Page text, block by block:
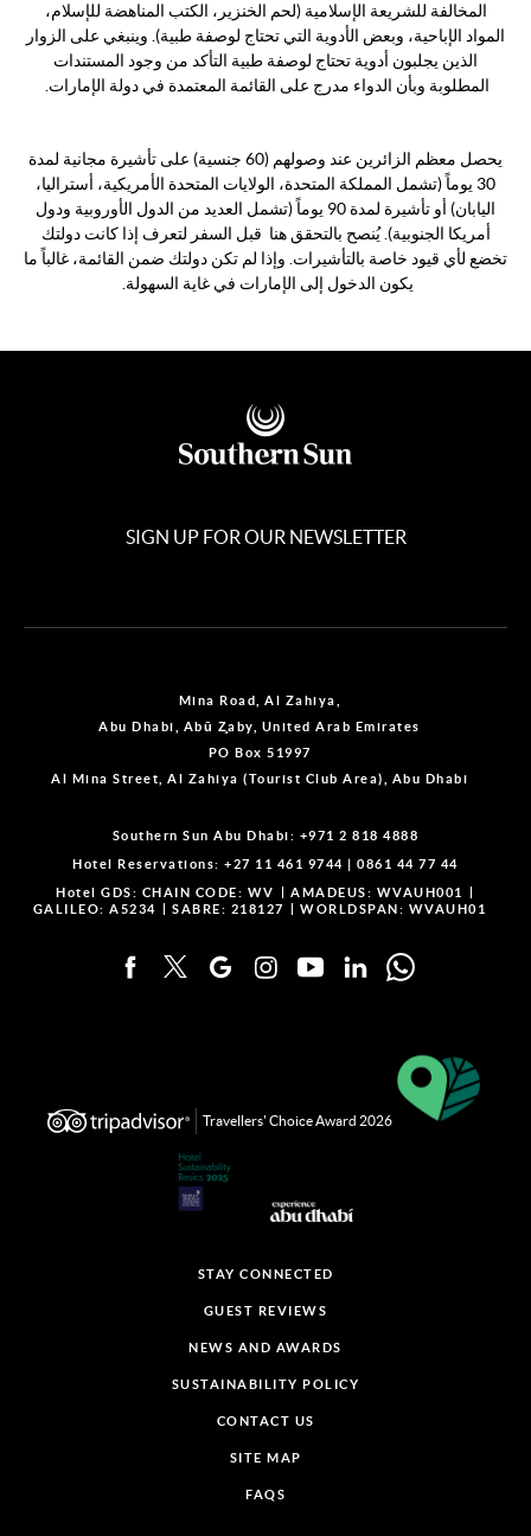
المخالفة للشريعة الإسلامية (لحم الخنزير، الكتب المناهضة للإسلام،
المواد الإباحية، وبعض الأدوية التي تحتاج لوصفة طبية). وينبغي على الزوار
الذين يجلبون أدوية تحتاج لوصفة طبية التأكد من وجود المستندات
المطلوبة وبأن الدواء مدرج على القائمة المعتمدة في دولة الإمارات.
يحصل معظم الزائرين عند وصولهم (60 جنسية) على تأشيرة مجانية لمدة
30 يوماً (تشمل المملكة المتحدة، الولايات المتحدة الأمريكية، أستراليا،
اليابان) أو تأشيرة لمدة 90 يوماً (تشمل العديد من الدول الأوروبية ودول
أمريكا الجنوبية). يُنصح بالتحقق هنا قبل السفر لتعرف إذا كانت دولتك
تخضع لأي قيود خاصة بالتأشيرات. وإذا لم تكن دولتك ضمن القائمة، غالباً ما
يكون الدخول إلى الإمارات في غاية السهولة.
SIGN UP FOR OUR NEWSLETTER
Mina Road, Al Zahiya,
Abu Dhabi, Abū Z̧aby, United Arab Emirates
PO Box 51997
Al Mina Street, Al Zahiya (Tourist Club Area), Abu Dhabi
Southern Sun Abu Dhabi: +971 2 818 4888
Hotel Reservations: +27 11 461 9744 |0861 44 77 44
Hotel GDS: CHAIN CODE: WV
AMADEUS: WVAUH001
GALILEO: A5234
SABRE: 218127 WORLDSPAN: WVAUH01
Travellers' Choice Award 2026
STAY CONNECTED
GUEST REVIEWS
NEWS AND AWARDS
SUSTAINABILITY POLICY
CONTACT US
SITE MAP
FAQS